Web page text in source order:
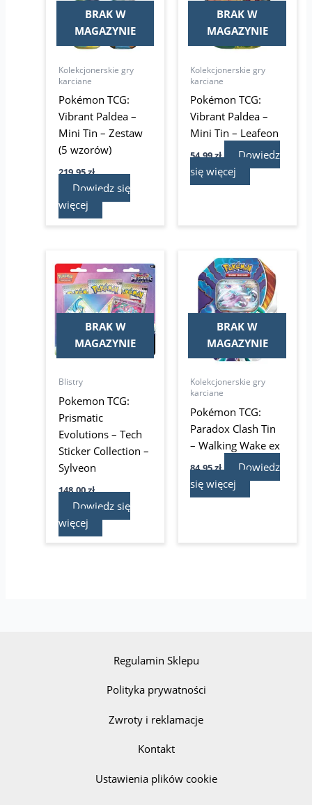
BRAK W
MAGAZYNIE
Kolekcjonerskie gry
karciane
Pokémon TCG:
Vibrant Paldea –
Mini Tin – Zestaw
(5 wzorów)
219,95zł
Dowiedz się
więcej
BRAK W
MAGAZYNIE
Kolekcjonerskie gry
karciane
Pokémon TCG:
Vibrant Paldea –
Mini Tin – Leafeon
54,99zł
Dowiedz
się więcej
BRAK W
MAGAZYNIE
Blistry
Pokemon TCG:
Prismatic
Evolutions – Tech
Sticker Collection –
Sylveon
148,00zł
Dowiedz się
więcej
BRAK W
MAGAZYNIE
Kolekcjonerskie gry
karciane
Pokémon TCG:
Paradox Clash Tin
– Walking Wake ex
84,95zł
Dowiedz
się więcej
Regulamin Sklepu
Polityka prywatności
Zwroty i reklamacje
Kontakt
Ustawienia plików cookie